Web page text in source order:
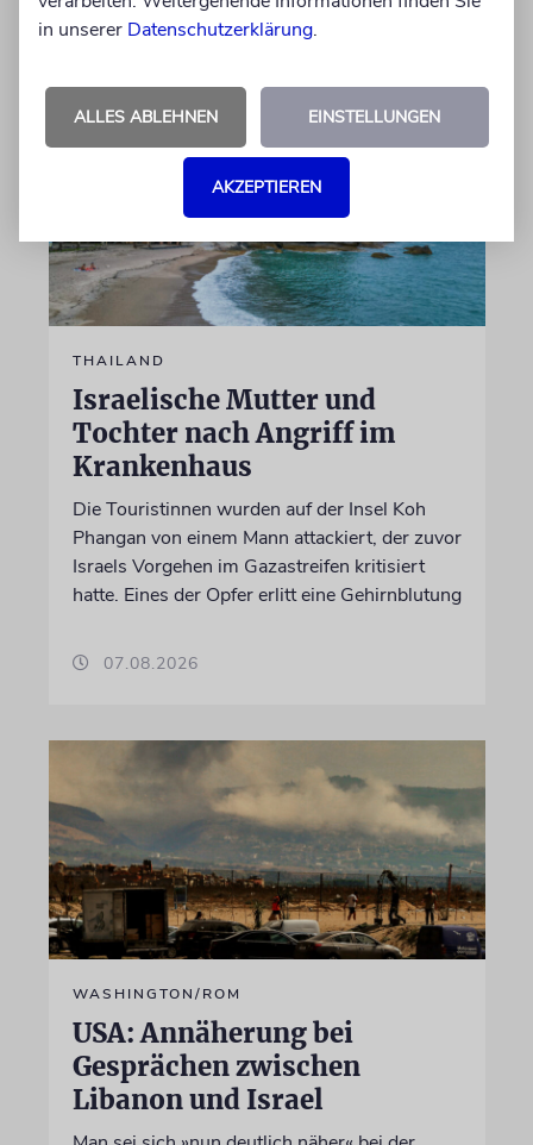
von Roman Haller
07.08.2026
THAILAND
Israelische Mutter und
Tochter nach Angriff im
Krankenhaus
Die Touristinnen wurden auf der Insel Koh
Phangan von einem Mann attackiert, der zuvor
Israels Vorgehen im Gazastreifen kritisiert
hatte. Eines der Opfer erlitt eine Gehirnblutung
07.08.2026
WASHINGTON/ROM
USA: Annäherung bei
Gesprächen zwischen
Libanon und Israel
in unserer Datenschutzerklärung.
ALLES ABLEHNEN EINSTELLUNGEN
AKZEPTIEREN